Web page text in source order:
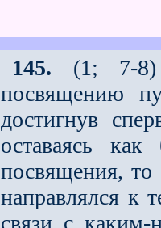
145. (1; 7-8)
посвящению
достигнув
оставаясь
посвящения, то
направлялся к
связи с каким-